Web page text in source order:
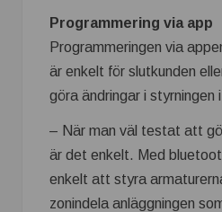
Programmering via app
Programmeringen via
är enkelt för slutkunden
göra ändringar i styrningen
– När man väl testat att
är det enkelt. Med
enkelt att styra
zonindela anläggningen